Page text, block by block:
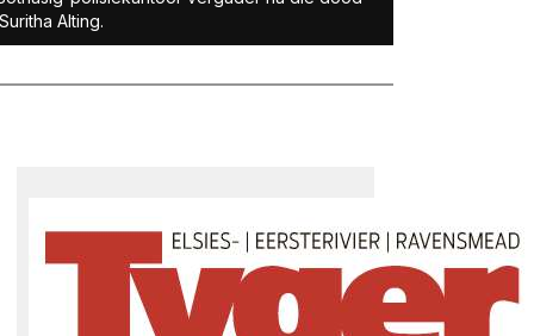
Alting.